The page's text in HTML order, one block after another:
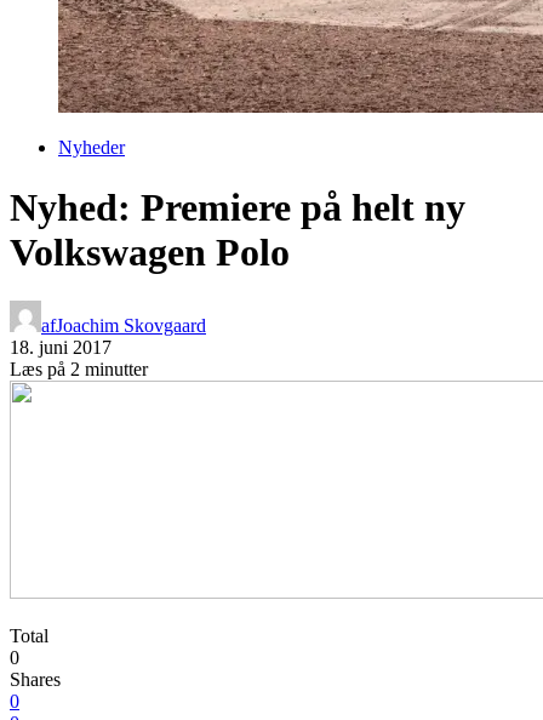
Nyheder
Nyhed: Premiere på helt ny
Volkswagen Polo
afJoachim Skovgaard
18. juni 2017
Læs på 2 minutter
Total
0
Shares
0